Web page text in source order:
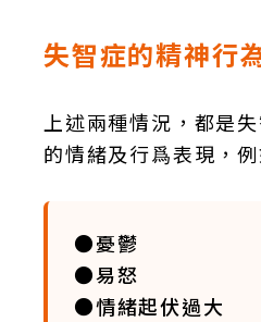
失智症的精神行
上述兩種情況，都是
的情緒及行爲表現，例
●憂鬱
●易怒
●情緒起伏過大